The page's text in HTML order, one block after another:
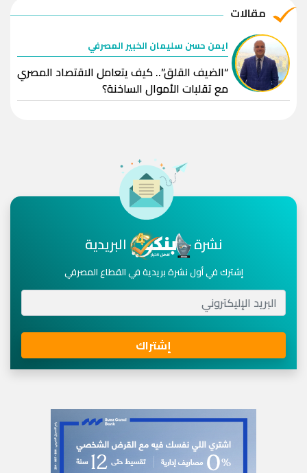
مقالات
ايمن حسن سليمان الخبير المصرفي
“الضيف القلق”.. كيف يتعامل الاقتصاد المصري
مع تقلبات الأموال الساخنة؟
نشرة البريدية
إشترك في أول نشرة بريدية في القطاع المصرفي